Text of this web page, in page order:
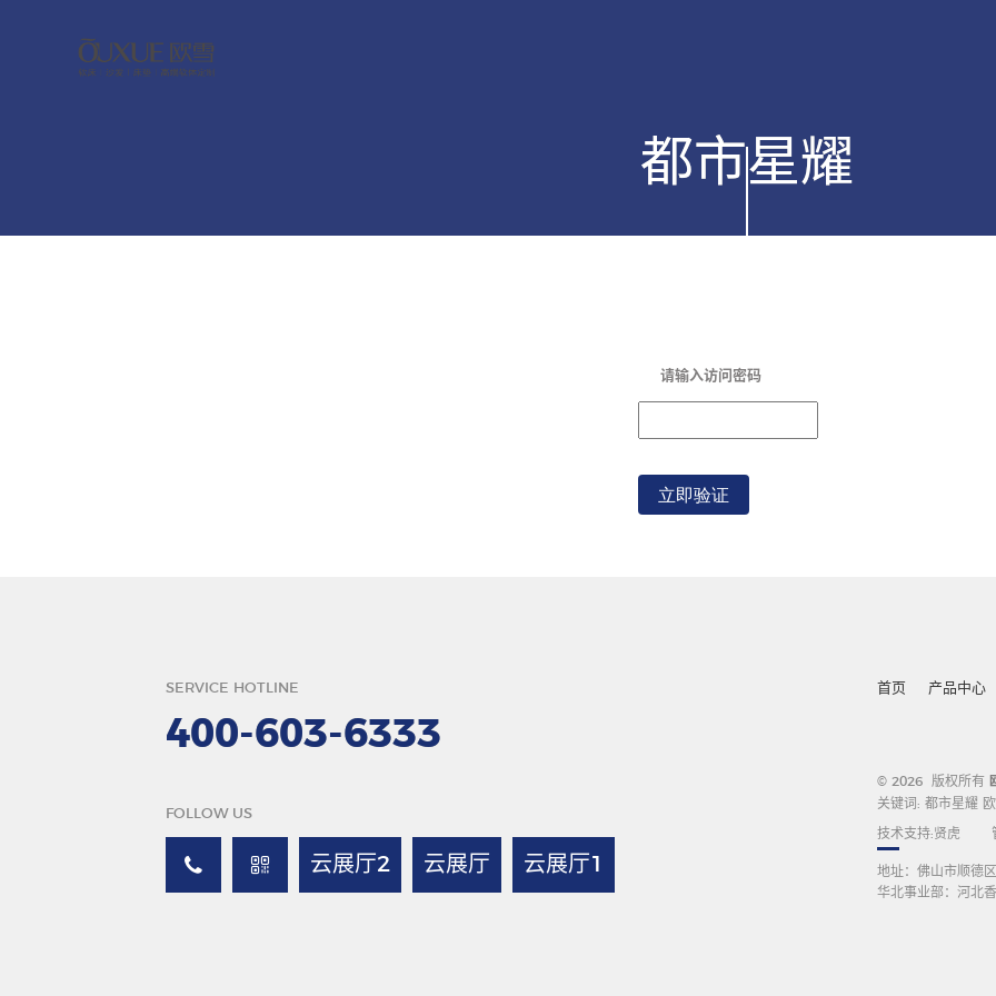
都市星耀
请输入访问密码
SERVICE HOTLINE
400-603-6333
FOLLOW US
云展厅2 云展厅 云展厅1
首页 产品中心
© 2026 版权所有
关键词: 都市星耀
技术支持:贤虎
地址：佛山市顺德
华北事业部：河北